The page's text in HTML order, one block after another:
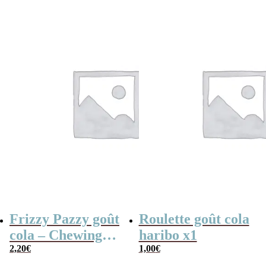
Frizzy Pazzy goût
cola – Chewing
gum qui pétille
2,20€
Roulette goût cola
haribo x1
1,00€